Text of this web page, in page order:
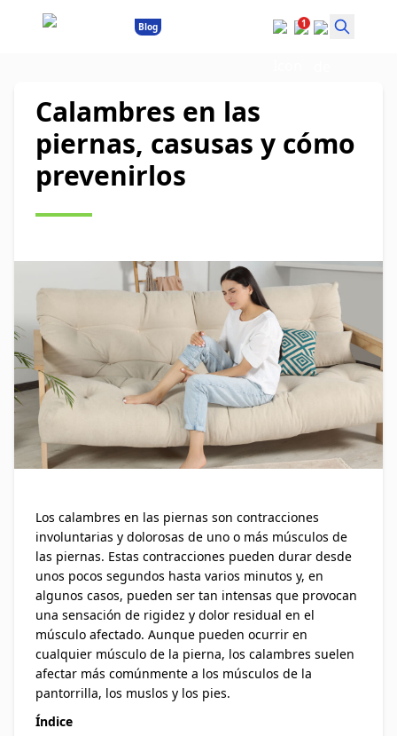
Blog 1
Calambres en las
piernas, casusas y cómo
prevenirlos
Los calambres en las piernas son contracciones
involuntarias y dolorosas de uno o más músculos de
las piernas. Estas contracciones pueden durar desde
unos pocos segundos hasta varios minutos y, en
algunos casos, pueden ser tan intensas que provocan
una sensación de rigidez y dolor residual en el
músculo afectado. Aunque pueden ocurrir en
cualquier músculo de la pierna, los calambres suelen
afectar más comúnmente a los músculos de la
pantorrilla, los muslos y los pies.
Índice